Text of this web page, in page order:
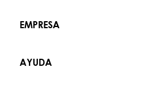
EMPRESA
AYUDA